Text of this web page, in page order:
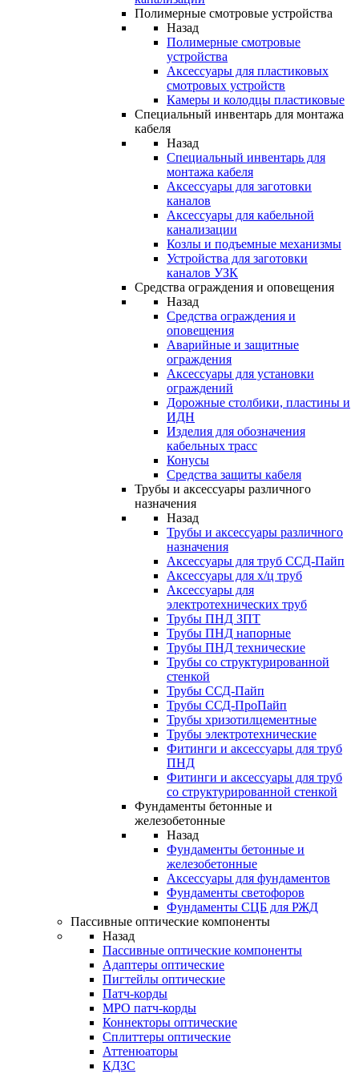
Полимерные смотровые устройства
Назад
Полимерные смотровые
устройства
Аксессуары для пластиковых
смотровых устройств
Камеры и колодцы пластиковые
Специальный инвентарь для монтажа
кабеля
Назад
Специальный инвентарь для
монтажа кабеля
Аксессуары для заготовки
каналов
Аксессуары для кабельной
канализации
Козлы и подъемные механизмы
Устройства для заготовки
каналов УЗК
Средства ограждения и оповещения
Назад
Средства ограждения и
оповещения
Аварийные и защитные
ограждения
Аксессуары для установки
ограждений
Дорожные столбики, пластины и
ИДН
Изделия для обозначения
кабельных трасс
Конусы
Средства защиты кабеля
Трубы и аксессуары различного
назначения
Назад
Трубы и аксессуары различного
назначения
Аксессуары для труб ССД-Пайп
Аксессуары для х/ц труб
Аксессуары для
электротехнических труб
Трубы ПНД ЗПТ
Трубы ПНД напорные
Трубы ПНД технические
Трубы со структурированной
стенкой
Трубы ССД-Пайп
Трубы ССД-ПроПайп
Трубы хризотилцементные
Трубы электротехнические
Фитинги и аксессуары для труб
ПНД
Фитинги и аксессуары для труб
со структурированной стенкой
Фундаменты бетонные и
железобетонные
Назад
Фундаменты бетонные и
железобетонные
Аксессуары для фундаментов
Фундаменты светофоров
Фундаменты СЦБ для РЖД
Пассивные оптические компоненты
Назад
Пассивные оптические компоненты
Адаптеры оптические
Пигтейлы оптические
Патч-корды
MPO патч-корды
Коннекторы оптические
Сплиттеры оптические
Аттенюаторы
КДЗС